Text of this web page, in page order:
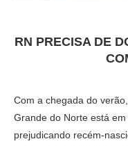
RN PRECISA DE
Com a chegada do
Grande do Norte está
prejudicando recém-